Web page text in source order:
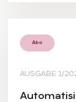
Abo
AUSGABE 1/